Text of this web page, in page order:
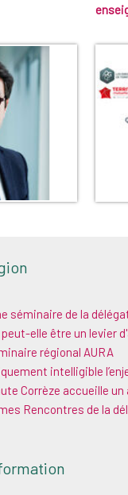
séminaire de la
elle être un levier
régional AURA
intelligible
Corrèze accueille un
Rencontres de la